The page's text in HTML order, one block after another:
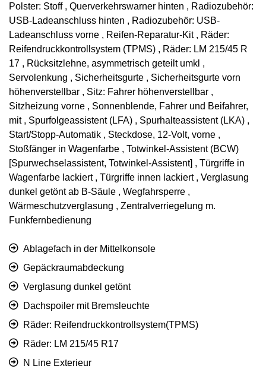
Polster: Stoff , Querverkehrswarner hinten , Radiozubehör:
USB-Ladeanschluss hinten , Radiozubehör: USB-
Ladeanschluss vorne , Reifen-Reparatur-Kit , Räder:
Reifendruckkontrollsystem (TPMS) , Räder: LM 215/45 R
17 , Rücksitzlehne, asymmetrisch geteilt umkl ,
Servolenkung , Sicherheitsgurte , Sicherheitsgurte vorn
höhenverstellbar , Sitz: Fahrer höhenverstellbar ,
Sitzheizung vorne , Sonnenblende, Fahrer und Beifahrer,
mit , Spurfolgeassistent (LFA) , Spurhalteassistent (LKA) ,
Start/Stopp-Automatik , Steckdose, 12-Volt, vorne ,
Stoßfänger in Wagenfarbe , Totwinkel-Assistent (BCW)
[Spurwechselassistent, Totwinkel-Assistent] , Türgriffe in
Wagenfarbe lackiert , Türgriffe innen lackiert , Verglasung
dunkel getönt ab B-Säule , Wegfahrsperre ,
Wärmeschutzverglasung , Zentralverriegelung m.
Funkfernbedienung
Ablagefach in der Mittelkonsole
Gepäckraumabdeckung
Verglasung dunkel getönt
Dachspoiler mit Bremsleuchte
Räder: Reifendruckkontrollsystem(TPMS)
Räder: LM 215/45 R17
N Line Exterieur